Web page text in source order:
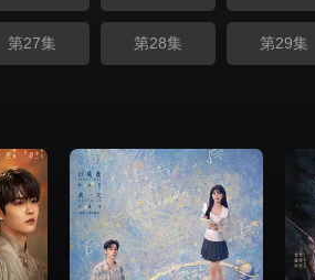
第27集 第28集 第29集